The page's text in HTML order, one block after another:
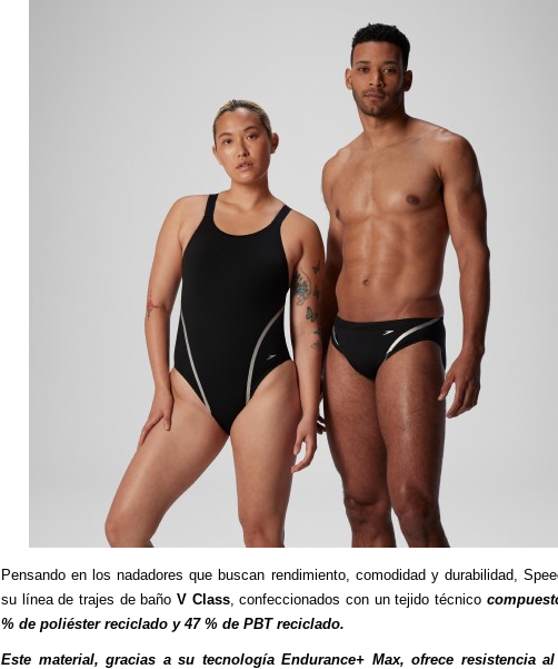
Pensando en los nadadores que buscan rendimiento, comodidad y durabilidad,
su línea de trajes de baño V Class, confeccionados con un tejido técnico
% de poliéster reciclado y 47 % de PBT reciclado.
Este material, gracias a su tecnología Endurance+ Max, ofrece resistencia